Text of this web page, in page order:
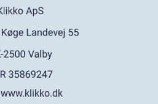
www.klikko.dk